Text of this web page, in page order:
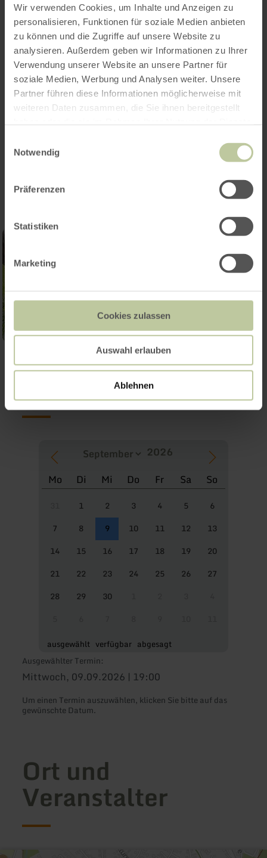
Wir verwenden Cookies, um Inhalte und Anzeigen zu
personalisieren, Funktionen für soziale Medien anbieten
zu können und die Zugriffe auf unsere Website zu
analysieren. Außerdem geben wir Informationen zu Ihrer
Verwendung unserer Website an unsere Partner für
soziale Medien, Werbung und Analysen weiter. Unsere
Partner führen diese Informationen möglicherweise mit
weiteren Daten zusammen, die Sie ihnen bereitgestellt
Notwendig
Präferenzen
Statistiken
Marketing
Cookies zulassen
Auswahl erlauben
Ablehnen
Veranstaltungsort:
Altstadt Buchhandlung, Burgstraße 36, Wittlich
Einlass ist ab 18.40 Uhr.
Eintritt: 15€/Person
Impressionen
Weitere Termine
Mo Di Mi Do Fr Sa So
1 2 3 4 5
6
7
8 9 10 11 12
13
14
15 16 17 18 19
20
21
22 23 24 25 26
27
28
29 30
ausgewählt verfügbar abgesagt
Ausgewählter Termin:
Mittwoch, 09.09.2026 | 19:00
Um einen Termin auszuwählen, klicken Sie bitte auf das
gewünschte Datum.
Ort und
Veranstalter